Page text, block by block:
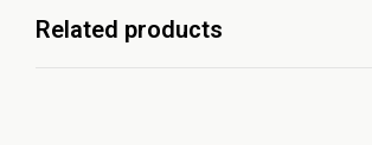
Related products